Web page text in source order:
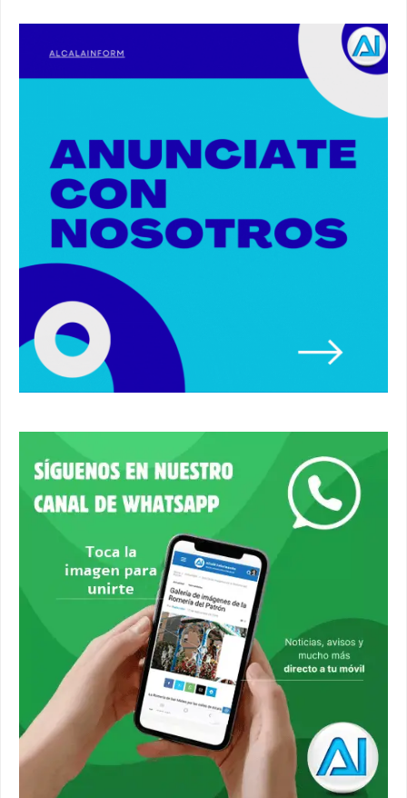
altura de Alcalá. #atraco #alcaladeguadaira
Robaban a narcotraficantes, hay registros en
Alcalá. #policia #narcos
Nueva iluminación del Parque Oromana.
#alcaladeguadaira #luz #iluminacion
00:55
Premio de Medio Ambiente para el CEIP San
Mateo. #alcaladeguadaira #premios #colegio
Paseo de caballos. #alcaladeguadaira #ferias
#caballos
Un autobús ha golpeado a otro en el recinto
ferial. #accidente #alcaladeguadaira #ferias